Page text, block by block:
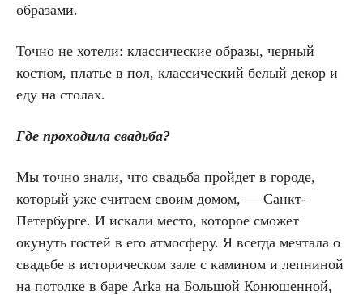
образами.
Точно не хотели: классические образы, черный
костюм, платье в пол, классический белый декор и
еду на столах.
Где проходила свадьба?
Мы точно знали, что свадьба пройдет в городе,
который уже считаем своим домом, — Санкт-
Петербурге. И искали место, которое сможет
окунуть гостей в его атмосферу. Я всегда мечтала о
свадьбе в историческом зале с камином и лепниной
на потолке в баре Arka на Большой Конюшенной,